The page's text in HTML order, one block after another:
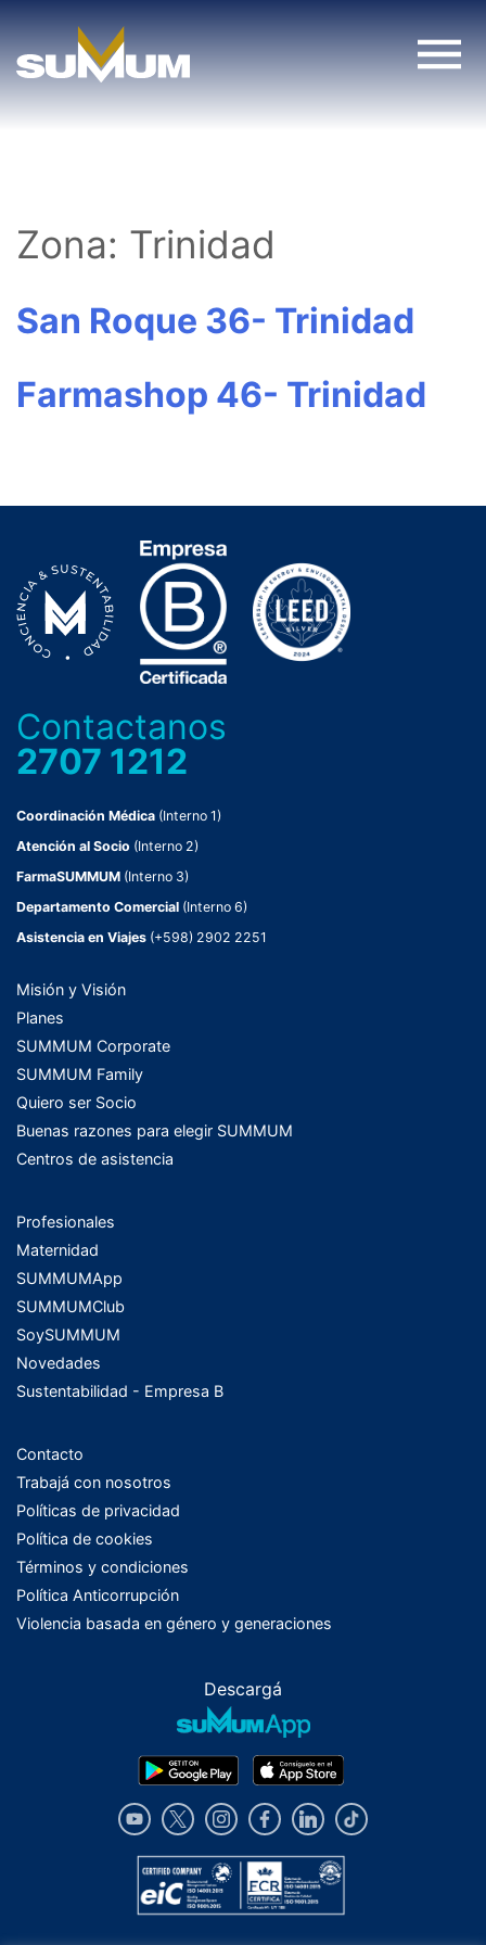
content
Zona: Trinidad
San Roque 36- Trinidad
Farmashop 46- Trinidad
Contactanos
2707 1212
Coordinación Médica (Interno 1)
Atención al Socio (Interno 2)
FarmaSUMMUM (Interno 3)
Departamento Comercial (Interno 6)
Asistencia en Viajes (+598) 2902 2251
Misión y Visión
Planes
SUMMUM Corporate
SUMMUM Family
Quiero ser Socio
Buenas razones para elegir SUMMUM
Centros de asistencia
Profesionales
Maternidad
SUMMUMApp
SUMMUMClub
SoySUMMUM
Novedades
Sustentabilidad - Empresa B
Contacto
Trabajá con nosotros
Políticas de privacidad
Política de cookies
Términos y condiciones
Política Anticorrupción
Violencia basada en género y generaciones
Descargá